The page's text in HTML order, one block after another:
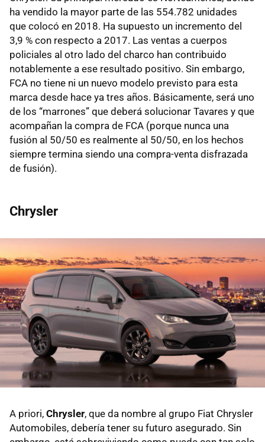
ha vendido la mayor parte de las 554.782 unidades
que colocó en 2018. Ha supuesto un incremento del
3,9 % con respecto a 2017. Las ventas a cuerpos
policiales al otro lado del charco han contribuido
notablemente a ese resultado positivo. Sin embargo,
FCA no tiene ni un nuevo modelo previsto para esta
marca desde hace ya tres años. Básicamente, será uno
de los “marrones” que deberá solucionar Tavares y que
acompañan la compra de FCA (porque nunca una
fusión al 50/50 es realmente al 50/50, en los hechos
siempre termina siendo una compra-venta disfrazada
de fusión).
Chrysler
A priori, Chrysler, que da nombre al grupo Fiat Chrysler
Automobiles, debería tener su futuro asegurado. Sin